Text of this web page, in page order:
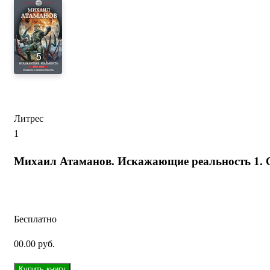
Литрес
1
Михаил Атаманов. Искажающие реальность 1.
Бесплатно
00.00 руб.